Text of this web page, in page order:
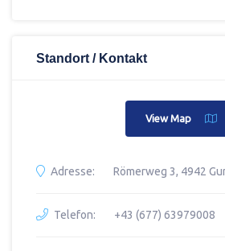
Standort / Kontakt
View Map
Adresse: Römerweg 3, 4942
Telefon: +43 (677) 63979008